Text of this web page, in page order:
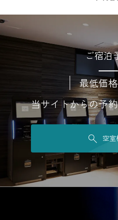
ご宿泊
最低価
当サイトからの予
空